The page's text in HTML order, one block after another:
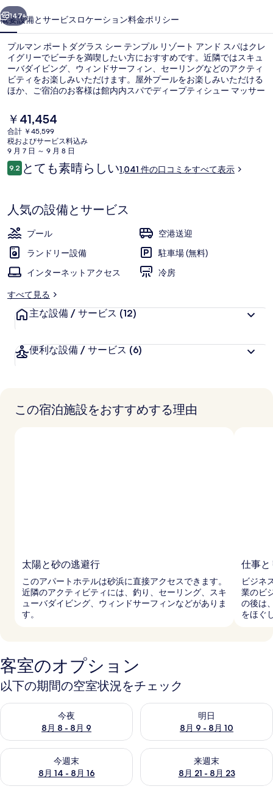
ダ
グ
ラ
ス
シ
ー
テ
ン
プ
リ
ゾ
ー
ト
ア
次へ
147+
概要設備とサービス ロケーション料金ポリシー
プルマン ポートダグラス シー テンプル リゾート アンド スパはクレ
イグリーでビーチを満喫したい方におすすめです。近隣ではスキュ
ーバダイビング、ウィンドサーフィン、セーリングなどのアクティ
ビティをお楽しみいただけます。屋外プールをお楽しみいただける
ほか、ご宿泊のお客様は館内内スパでディープティシュー マッサー
プールサイドのAluco Restaurantでは、朝食、ランチ、およびディ
ナーをお召し上がりいただけます。 プールサイドバーおよび24 時
間営業のフィットネスセンターなどの人気設備のほか、アパートメ
ントには快適な滞在を約束する高級寝具やスリッパが備わっていま
す。
現
在
の
料
金
は
す
￥41,454
合計 ￥45,599
税およびサービス料込み
9 月 7 日 ～ 9 月 8 日
口
コ
9.210段階中9.2
とても素晴らしい1,041 件の口コミをすべて表示
人気の設備とサービス
プール
空港送迎
ランドリー設備
駐車場 (無料)
インターネットアクセス
冷房
すべて見る
主な設備 / サービス (12)
便利な設備 / サービス (6)
この宿泊施設をおすすめする理由
太陽と砂の逃避行
このアパートホテルは砂浜に直接アクセスできます。
近隣のアクティビティには、釣り、セーリング、スキ
ューバダイビング、ウィンドサーフィンなどがありま
す。
仕事と
ビジネ
業のビ
の後は
をほぐ
客室のオプション
以下の期間の空室状況をチェック
今夜
8月 8 - 8月 9
今夜 8月 8 - 8月 9 の空室状況をチェック
明日
8月 9 - 8月 10
明日 8月 9 - 8月 10 の空室状
今週末
8月 14 - 8月 16
今週末 8月 14 - 8月 16 の空室状況をチェック
来週末
8月 21 - 8月 23
来週末 8月 21 - 8月 23 の空室